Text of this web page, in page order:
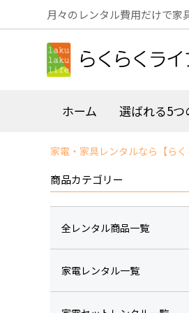
月々のレンタル費用だけで家
ホーム 選ばれる5つ
家電・家具レンタルなら【ら
商品カテゴリー
全レンタル商品一覧
家電レンタル一覧